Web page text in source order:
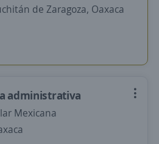
de Zaragoza, Oaxaca
administrativa
Mexicana